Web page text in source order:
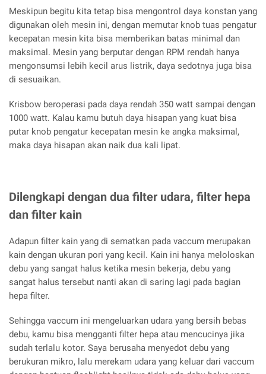
Meskipun begitu kita tetap bisa mengontrol daya konstan yang
digunakan oleh mesin ini, dengan memutar knob tuas pengatur
kecepatan mesin kita bisa memberikan batas minimal dan
maksimal. Mesin yang berputar dengan RPM rendah hanya
mengonsumsi lebih kecil arus listrik, daya sedotnya juga bisa
di sesuaikan.
Krisbow beroperasi pada daya rendah 350 watt sampai dengan
1000 watt. Kalau kamu butuh daya hisapan yang kuat bisa
putar knob pengatur kecepatan mesin ke angka maksimal,
maka daya hisapan akan naik dua kali lipat.
Dilengkapi dengan dua filter udara, filter hepa
dan filter kain
Adapun filter kain yang di sematkan pada vaccum merupakan
kain dengan ukuran pori yang kecil. Kain ini hanya meloloskan
debu yang sangat halus ketika mesin bekerja, debu yang
sangat halus tersebut nanti akan di saring lagi pada bagian
hepa filter.
Sehingga vaccum ini mengeluarkan udara yang bersih bebas
debu, kamu bisa mengganti filter hepa atau mencucinya jika
sudah terlalu kotor. Saya berusaha menyedot debu yang
berukuran mikro, lalu merekam udara yang keluar dari vaccum